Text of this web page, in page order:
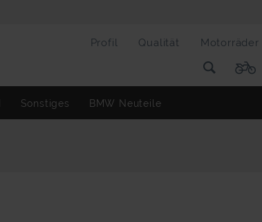
Profil Qualität Motorräder
Sonstiges BMW Neuteile